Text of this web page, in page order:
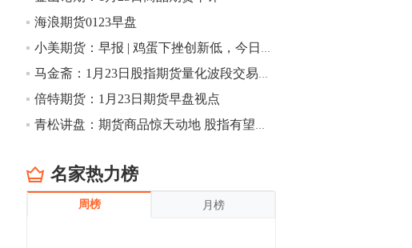
段性机会。自年初以来沪金上涨16.93%，
立涨势，白银将开启补涨，且涨幅超过黄
金，金银比有望高位回归。
13:55
豆二期货主力合约涨停，涨幅达3.98%，报
CBOT大豆期货市场上涨，11月期约收高
影响，夜盘连粕高位窄幅震荡，建议短线
操作为主。 ...
13:54
8月5日消息，内外盘贵金属强劲走升，沪
金主力合约涨停，涨幅3.99%，报334.00
海浪期货0123早盘
小美期货：早报 | 鸡蛋下挫创新低，今日26大品种走势如何
马金斋：1月23日股指期货量化波段交易观点与策略
倍特期货：1月23日期货早盘视点
青松讲盘：期货商品惊天动地 股指有望迎来转机
名家热力榜
周榜 月榜